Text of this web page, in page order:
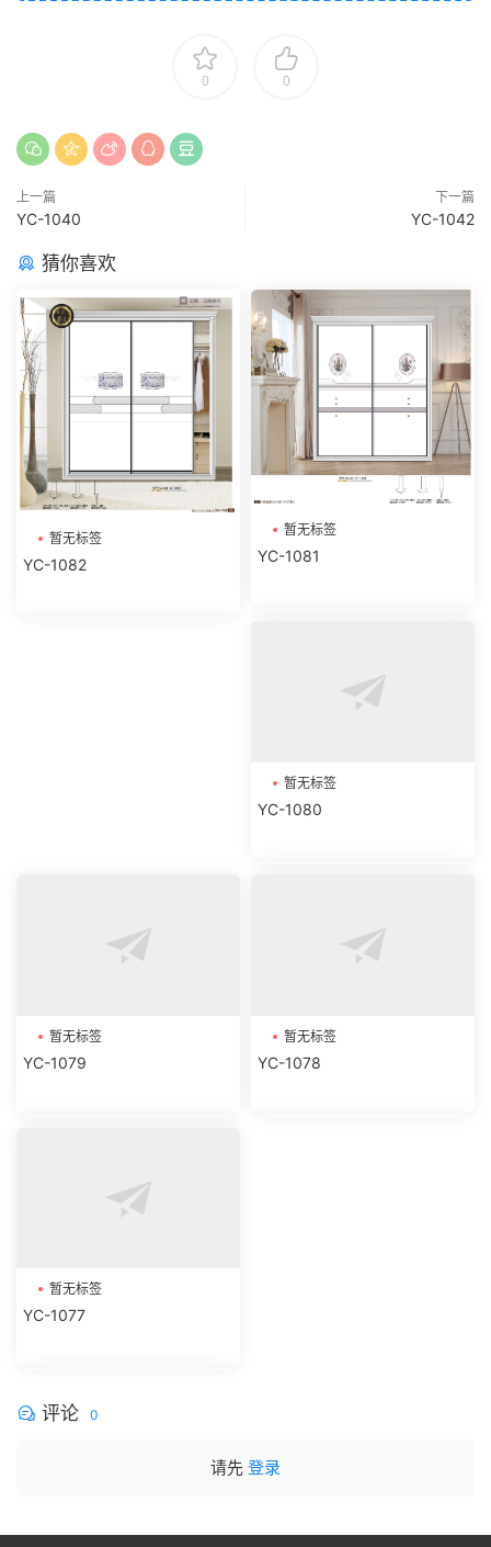
0 0
上一篇
YC-1040
下一篇
YC-1042
猜你喜欢
暂无标签
YC-1082
暂无标签
YC-1081
暂无标签
YC-1080
暂无标签
YC-1079
暂无标签
YC-1078
暂无标签
YC-1077
评论 0
请先 登录